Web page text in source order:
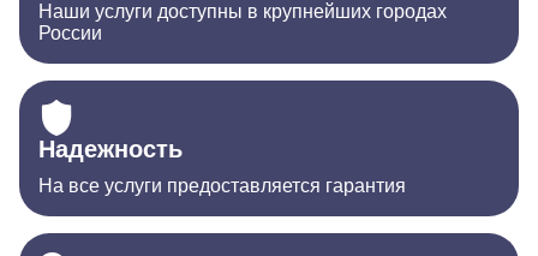
Наши услуги доступны в крупнейших городах
России
Надежность
На все услуги предоставляется гарантия